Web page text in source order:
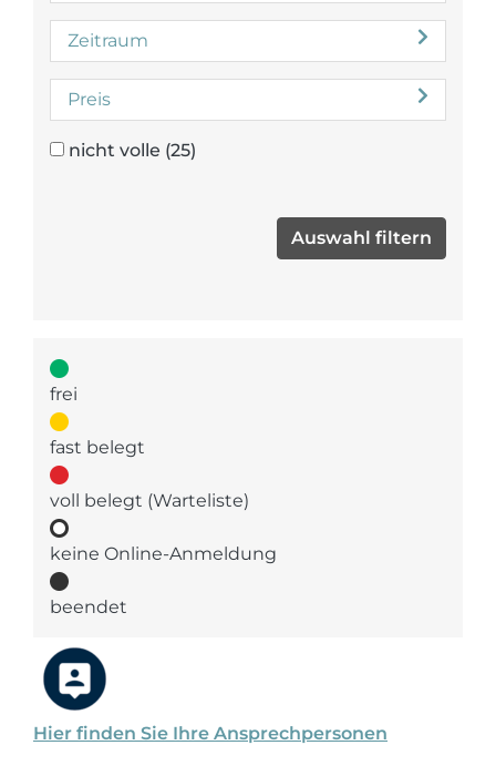
Hier finden Sie Ihre Ansprechpersonen
Zeitraum
Preis
nicht volle (25)
frei
fast belegt
voll belegt (Warteliste)
keine Online-Anmeldung
beendet